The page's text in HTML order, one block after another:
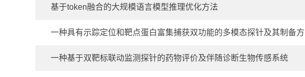
基于token融合的大规模语言模型推理优化方法
一种具有示踪定位和靶点蛋白富集捕获双功能的多模态探针及其制备
一种基于双靶标联动监测探针的药物评价及伴随诊断生物传感系统